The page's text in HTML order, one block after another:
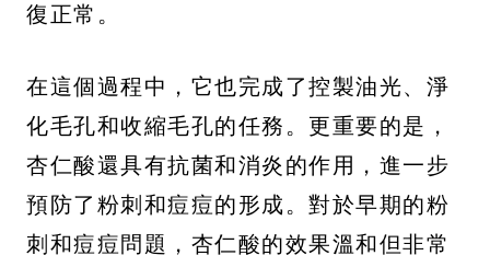
復正常。
在這個過程中，它也完成了控製油光、淨
化毛孔和收縮毛孔的任務。更重要的是，
杏仁酸還具有抗菌和消炎的作用，進一步
預防了粉刺和痘痘的形成。對於早期的粉
刺和痘痘問題，杏仁酸的效果溫和但非常